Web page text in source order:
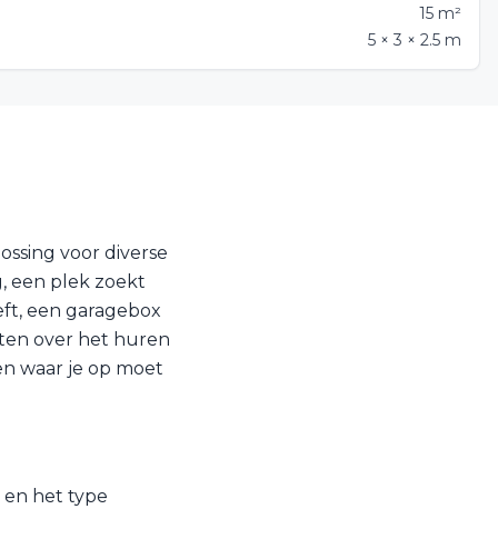
15 m²
5 × 3 × 2.5 m
voor diverse
een plek zoekt
een garagebox
over het huren
waar je op moet
en het type